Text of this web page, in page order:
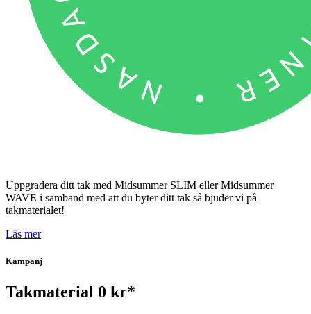
Uppgradera ditt tak med Midsummer SLIM eller Midsummer
WAVE i samband med att du byter ditt tak så bjuder vi på
takmaterialet!
Läs mer
Kampanj
Takmaterial 0 kr*